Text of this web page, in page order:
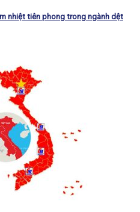
nhiệt tiên phong trong ngành dệt